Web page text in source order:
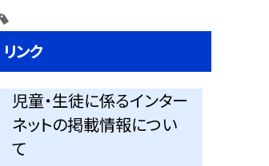
リンク
児童・生徒に係るインター
ネットの掲載情報につい
て